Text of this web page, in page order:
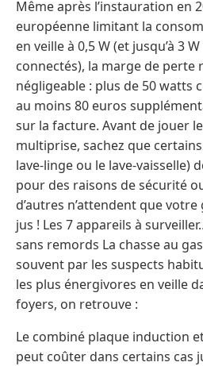
Même après l’instauration en
européenne limitant la
en veille à 0,5 W (et jusqu’à 3
connectés), la marge de perte
négligeable : plus de 50 watts
au moins 80 euros
sur la facture. Avant de jouer
multiprise, sachez que
lave-linge ou le lave-vaisselle)
pour des raisons de sécurité
d’autres n’attendent que
jus ! Les 7 appareils à
sans remords La chasse au
souvent par les suspects
les plus énergivores en veille
foyers, on retrouve :
Le combiné plaque induction
peut coûter dans certains cas